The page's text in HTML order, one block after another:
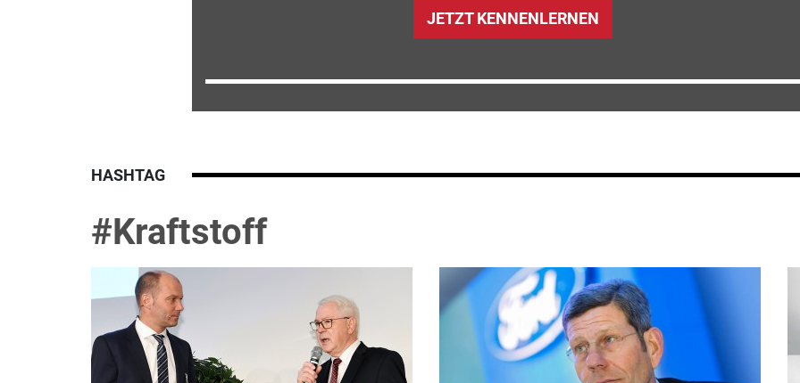
JETZT KENNENLERNEN
HASHTAG
#Kraftstoff